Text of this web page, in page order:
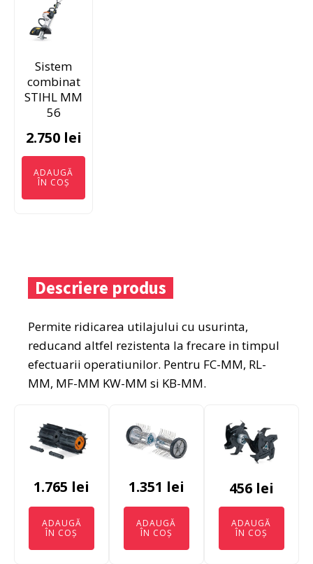
Sistem
combinat
STIHL MM
56
2.750 lei
ADAUGĂ
ÎN COȘ
Descriere produs
Permite ridicarea utilajului cu usurinta,
reducand altfel rezistenta la frecare in timpul
efectuarii operatiunilor. Pentru FC-MM, RL-
MM, MF-MM KW-MM si KB-MM.
1.765 lei
ADAUGĂ
ÎN COȘ
1.351 lei
ADAUGĂ
ÎN COȘ
456 lei
ADAUGĂ
ÎN COȘ